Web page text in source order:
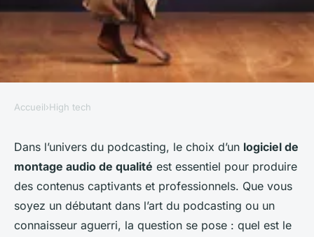
HIGH TECH
Quel est le meilleur logiciel de
montage audio pour les
podcasts diffusés sur les
plateformes de streaming ?
Accueil›High tech
Dans l’univers du podcasting, le choix d’un logiciel de
montage audio de qualité est essentiel pour produire
des contenus captivants et professionnels. Que vous
soyez un débutant dans l’art du podcasting ou un
connaisseur aguerri, la question se pose : quel est le